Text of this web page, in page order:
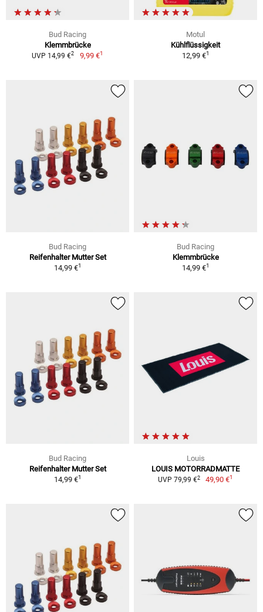
Bud Racing
Klemmbrücke
UVP 14,99 €2 9,99 €1
Motul
Kühlflüssigkeit
12,99 €1
Bud Racing
Reifenhalter Mutter Set
14,99 €1
Bud Racing
Klemmbrücke
14,99 €1
Bud Racing
Reifenhalter Mutter Set
14,99 €1
Louis
LOUIS MOTORRADMATTE
UVP 79,99 €2 49,90 €1